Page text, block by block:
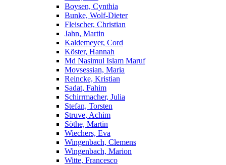
Boysen, Cynthia
Bunke, Wolf-Dieter
Fleischer, Christian
Jahn, Martin
Kaldemeyer, Cord
Köster, Hannah
Md Nasimul Islam Maruf
Movsessian, Maria
Reincke, Kristian
Sadat, Fahim
Schirrmacher, Julia
Stefan, Torsten
Struve, Achim
Söthe, Martin
Wiechers, Eva
Wingenbach, Clemens
Wingenbach, Marion
Witte, Francesco